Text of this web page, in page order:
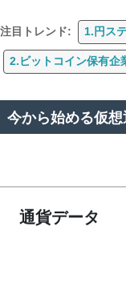
注目トレンド: 1.円ス
2.ビットコイン保有企
今から始める仮
通貨データ